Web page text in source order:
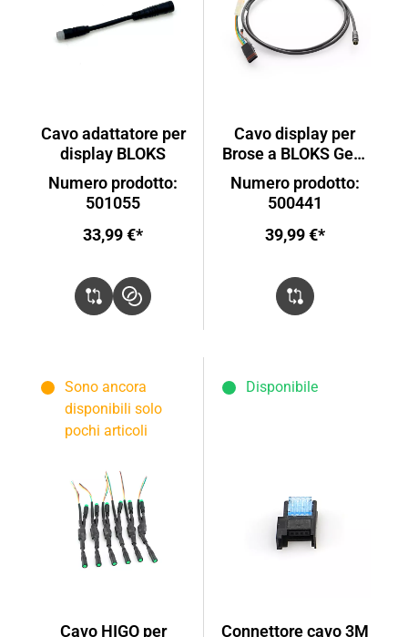
Cavo adattatore per
display BLOKS
Numero prodotto:
501055
33,99 €*
Cavo display per
Brose a BLOKS Gen.
Numero prodotto:
500441
39,99 €*
Sono ancora
disponibili solo
pochi articoli
Cavo HIGO per
Disponibile
Connettore cavo 3M